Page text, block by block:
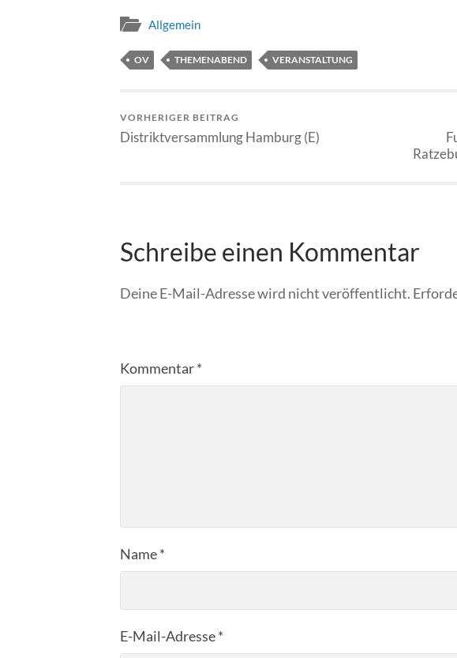
Allgemein
OV THEMENABEND VERANSTALTUNG
VORHERIGER BEITRAG
Distriktversammlung Hamburg (E)
Schreibe einen Kommentar
Deine E-Mail-Adresse wird nicht veröffentlicht.
Kommentar*
Name*
E-Mail-Adresse*